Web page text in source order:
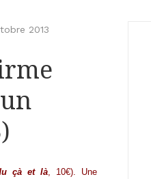
2013
çà et là, 10€). Une